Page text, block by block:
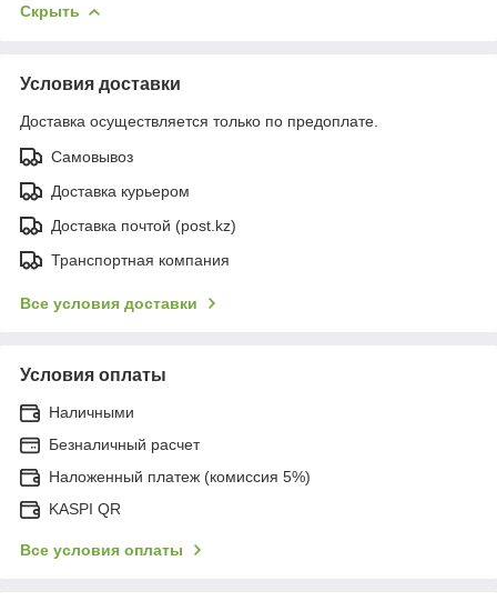
Скрыть
Условия доставки
Доставка осуществляется только по предоплате.
Самовывоз
Доставка курьером
Доставка почтой (post.kz)
Транспортная компания
Все условия доставки
Условия оплаты
Наличными
Безналичный расчет
Наложенный платеж (комиссия 5%)
KASPI QR
Все условия оплаты